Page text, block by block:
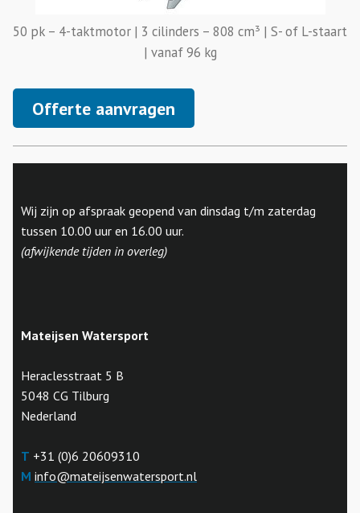
50 pk – 4-taktmotor | 3 cilinders – 808 cm³ | S- of L-staart
| vanaf 96 kg
Offerte aanvragen
Wij zijn op afspraak geopend van dinsdag t/m zaterdag
tussen 10.00 uur en 16.00 uur.
(afwijkende tijden in overleg)
Mateijsen Watersport
Heraclesstraat 5 B
5048 CG Tilburg
Nederland
T +31 (0)6 20609310
M info@mateijsenwatersport.nl